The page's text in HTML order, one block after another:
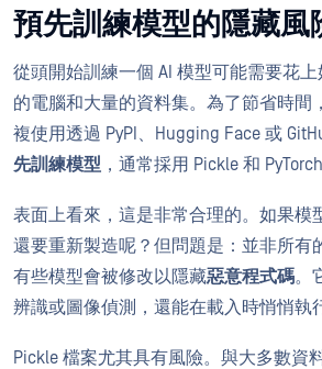
預先訓練模型的隱藏風
從頭開始訓練一個 AI 模型可能需要花
的電腦和大量的資料集。為了節省時間
複使用透過 PyPI、Hugging Face 或
先訓練模型 ，通常採用 Pickle 和
表面上看來，這是非常合理的。如果模
還要重新製造呢？但問題是：並非所有
有些模型會被修改以隱藏惡意程式碼。
辨識或圖像偵測，還能在載入時悄悄執
Pickle 檔案尤其具有風險。與大多數資